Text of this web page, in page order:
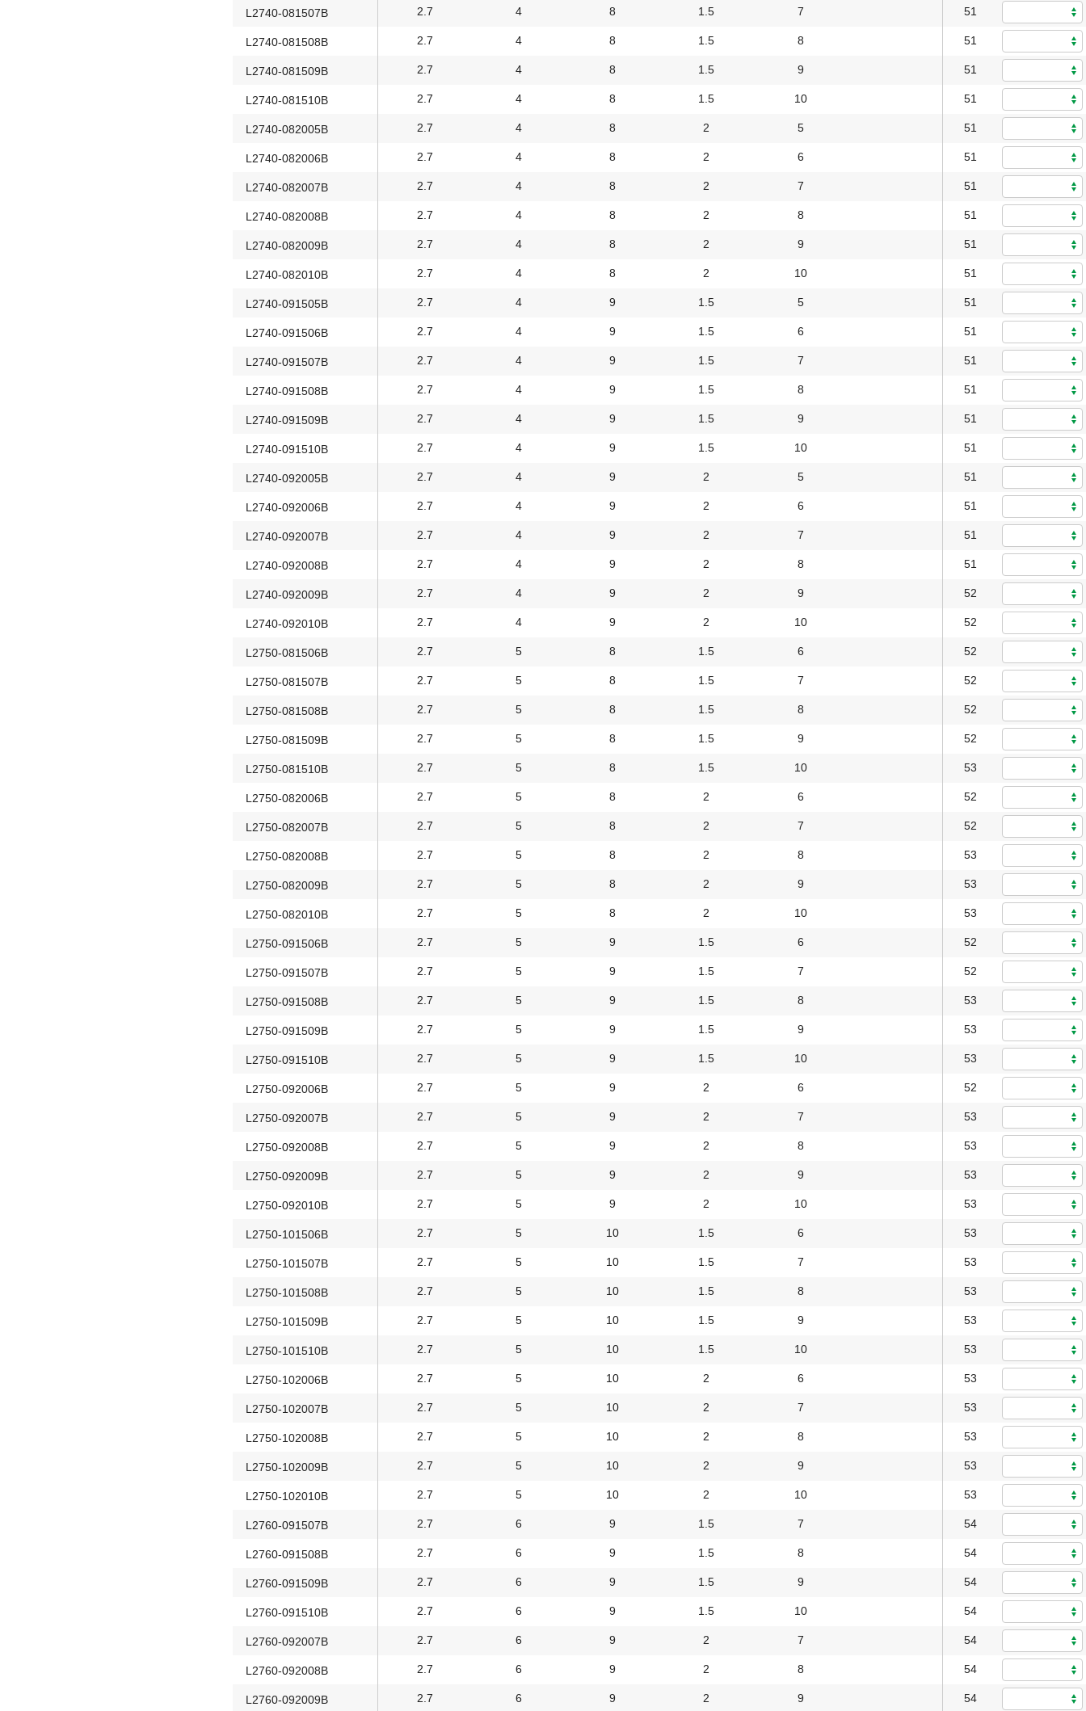
L2740-081507B 2.7 4 8 1.5 7 51
L2740-081508B 2.7 4 8 1.5 8 51
L2740-081509B 2.7 4 8 1.5 9 51
L2740-081510B 2.7 4 8 1.5 10 51
L2740-082005B 2.7 4 8 2 5 51
L2740-082006B 2.7 4 8 2 6 51
L2740-082007B 2.7 4 8 2 7 51
L2740-082008B 2.7 4 8 2 8 51
L2740-082009B 2.7 4 8 2 9 51
L2740-082010B 2.7 4 8 2 10 51
L2740-091505B 2.7 4 9 1.5 5 51
L2740-091506B 2.7 4 9 1.5 6 51
L2740-091507B 2.7 4 9 1.5 7 51
L2740-091508B 2.7 4 9 1.5 8 51
L2740-091509B 2.7 4 9 1.5 9 51
L2740-091510B 2.7 4 9 1.5 10 51
L2740-092005B 2.7 4 9 2 5 51
L2740-092006B 2.7 4 9 2 6 51
L2740-092007B 2.7 4 9 2 7 51
L2740-092008B 2.7 4 9 2 8 51
L2740-092009B 2.7 4 9 2 9 52
L2740-092010B 2.7 4 9 2 10 52
L2750-081506B 2.7 5 8 1.5 6 52
L2750-081507B 2.7 5 8 1.5 7 52
L2750-081508B 2.7 5 8 1.5 8 52
L2750-081509B 2.7 5 8 1.5 9 52
L2750-081510B 2.7 5 8 1.5 10 53
L2750-082006B 2.7 5 8 2 6 52
L2750-082007B 2.7 5 8 2 7 52
L2750-082008B 2.7 5 8 2 8 53
L2750-082009B 2.7 5 8 2 9 53
L2750-082010B 2.7 5 8 2 10 53
L2750-091506B 2.7 5 9 1.5 6 52
L2750-091507B 2.7 5 9 1.5 7 52
L2750-091508B 2.7 5 9 1.5 8 53
L2750-091509B 2.7 5 9 1.5 9 53
L2750-091510B 2.7 5 9 1.5 10 53
L2750-092006B 2.7 5 9 2 6 52
L2750-092007B 2.7 5 9 2 7 53
L2750-092008B 2.7 5 9 2 8 53
L2750-092009B 2.7 5 9 2 9 53
L2750-092010B 2.7 5 9 2 10 53
L2750-101506B 2.7 5 10 1.5 6 53
L2750-101507B 2.7 5 10 1.5 7 53
L2750-101508B 2.7 5 10 1.5 8 53
L2750-101509B 2.7 5 10 1.5 9 53
L2750-101510B 2.7 5 10 1.5 10 53
L2750-102006B 2.7 5 10 2 6 53
L2750-102007B 2.7 5 10 2 7 53
L2750-102008B 2.7 5 10 2 8 53
L2750-102009B 2.7 5 10 2 9 53
L2750-102010B 2.7 5 10 2 10 53
L2760-091507B 2.7 6 9 1.5 7 54
L2760-091508B 2.7 6 9 1.5 8 54
L2760-091509B 2.7 6 9 1.5 9 54
L2760-091510B 2.7 6 9 1.5 10 54
L2760-092007B 2.7 6 9 2 7 54
L2760-092008B 2.7 6 9 2 8 54
L2760-092009B 2.7 6 9 2 9 54